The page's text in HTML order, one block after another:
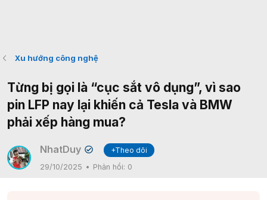
Xu hướng công nghệ
Từng bị gọi là “cục sắt vô dụng”, vì sao
pin LFP nay lại khiến cả Tesla và BMW
phải xếp hàng mua?
NhatDuy ✔
+Theo dõi
29/10/2025
Phản hồi: 0